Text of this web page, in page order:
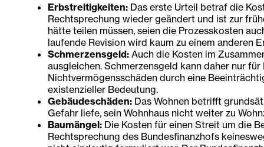
Erbstreitigkeiten:Das erste Urteil betraf die
Rechtsprechung wieder geändert und ist zur
hätte teilen müssen, seien die Prozesskosten
laufende Revision wird kaum zu einem anderen
Schmerzensgeld:Auch die Kosten im
ausgleichen. Schmerzensgeld kann daher nur
Nichtvermögensschäden durch eine
existenzieller Bedeutung.
Gebäudeschäden:Das Wohnen betrifft
Gefahr liefe, sein Wohnhaus nicht weiter zu
Baumängel:Die Kosten für einen Streit um die
Rechtsprechung des Bundesfinanzhofs